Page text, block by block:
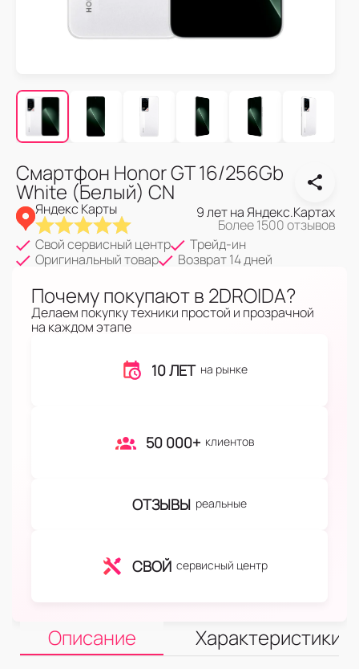
Смартфон Honor GT 16/256Gb
White (Белый) CN
Яндекс Карты 9 лет на Яндекс.Картах
Более 1500 отзывов
Свой сервисный центр
Трейд-ин
Оригинальный товар
Возврат 14 дней
Почему покупают в 2DROIDA?
Делаем покупку техники простой и прозрачной
на каждом этапе
10 ЛЕТ на рынке
50 000+ клиентов
ОТЗЫВЫ реальные
СВОЙ сервисный центр
Описание Характеристики